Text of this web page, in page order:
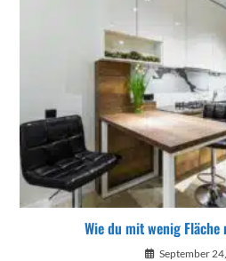
Wie du mit wenig
September